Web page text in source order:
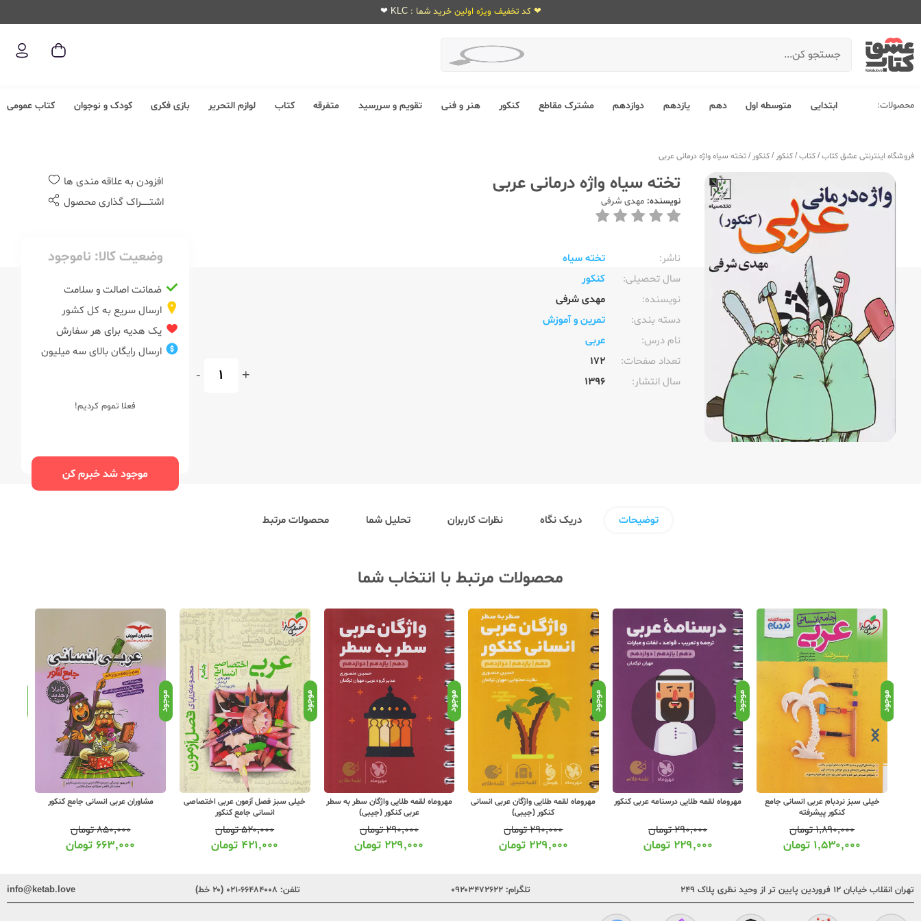
❤ کد تخفیف ویژه اولین خرید شما : KLC ❤
محصولات: ابتدایی متوسطه اول دهم یازدهم دوازدهم مشترک مقاطع کنکور هنر و فنی تقویم و سررسید متفرقه کتاب لوازم التحریر بازی فکری کودک و نوجوان کتاب عمومی
فروشگاه اینترنتی عشق کتاب/کتاب/کنکور /کنکور /تخته سیاه واژه درمانی عربی
تخته سیاه واژه درمانی عربی
نویسنده: مهدی شرفی
ناشر:‌
تخته سیاه
سال تحصیلی:‌
کنکور
نویسنده:‌
مهدی شرفی
دسته بندی:
تمرین و آموزش
نام درس:
عربی
تعداد صفحات:‌
172
سال انتشار:‌
1396
+
-
افزودن به علاقه مندی ها
اشتــــــراک گذاری محصول
وضعیت کالا: ناموجود
ضمانت اصالت و سلامت
ارسال سریع به کل کشور
یک هدیه برای هر سفارش
ارسال رایگان بالای سه میلیون
فعلا تموم کردیم!
موجود شد خبرم کن
توضیحات دریک نگاه نظرات کاربران تحلیل شما محصولات مرتبط
محصولات مرتبط با انتخاب شما
موجود
خیلی سبز نردبام عربی انسانی جامع
کنکور پیشرفته
۱,۸۹۰,۰۰۰تومان
۱,۵۳۰,۰۰۰ تومان
موجود
مهروماه لقمه طلایی درسنامه عربی کنکور
۲۹۰,۰۰۰تومان
۲۲۹,۰۰۰ تومان
موجود
مهروماه لقمه طلایی واژگان عربی انسانی
کنکور (جیبی)
۲۹۰,۰۰۰تومان
۲۲۹,۰۰۰ تومان
موجود
مهروماه لقمه طلایی واژگان سطر به سطر
عربی کنکور (جیبی)
۲۹۰,۰۰۰تومان
۲۲۹,۰۰۰ تومان
موجود
خیلی سبز فصل آزمون عربی اختصاصی
انسانی جامع کنکور
۵۲۰,۰۰۰تومان
۴۲۱,۰۰۰ تومان
موجود
مشاوران عربی انسانی جامع کنکور
۸۵۰,۰۰۰تومان
۶۶۳,۰۰۰تومان
تهران انقلاب خیابان ۱۲ فروردین پایین تر از وحید نظری پلاک ۲۴۹ تلگرام: ۰۹۲۰۳۴۷۲۶۲۲ تلفن: ۶۶۴۸۴۰۰۸-۰۲۱ (۲۰ خط) info@ketab.love